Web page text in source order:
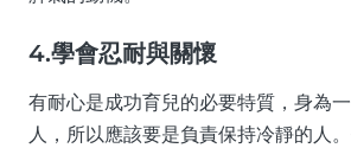
4.學會忍耐與關懷
有耐心是成功育兒的必要特質，身為
人，所以應該要是負責保持冷靜的人